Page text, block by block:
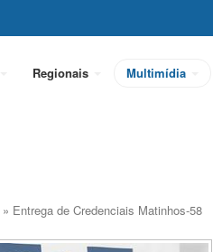
Regionais Multimídia
» Entrega de Credenciais Matinhos-58